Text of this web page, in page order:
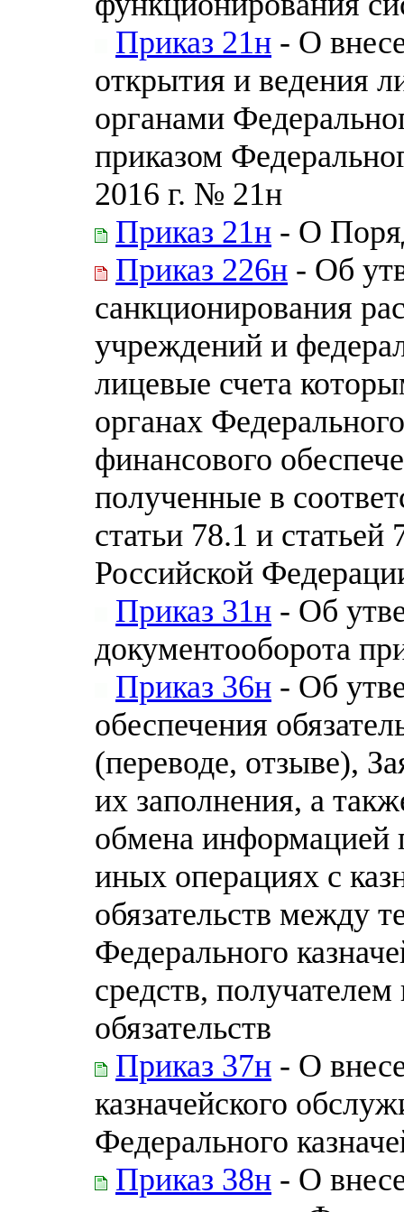
Приказ 21н - О
открытия и ведения
органами
приказом
2016 г. № 21н
Приказ 21н - О
Приказ 226н - Об
санкционирования
учреждений и
лицевые счета
органах
финансового
полученные в
статьи 78.1 и
Российской
Приказ 31н - Об
документооборота
Приказ 36н - Об
обеспечения
(переводе, отзыве),
их заполнения, а
обмена информацией
иных операциях с
обязательств между
Федерального
средств, получателем
обязательств
Приказ 37н - О
казначейского
Федерального
Приказ 38н - О